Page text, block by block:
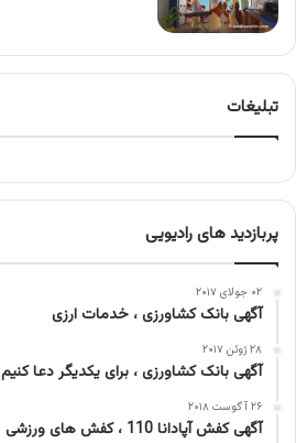
تبلیغات
پربازدید های رادیویی
۰۲ جولای ۲۰۱۷
آگهی بانک کشاورزی ، خدمات ارزی
۲۸ ژوئن ۲۰۱۷
آگهی بانک کشاورزی ، برای یکدیگر دعا کنیم
۲۶ آگوست ۲۰۱۸
آگهی کفش آپادانا 110 ، کفش های ورزشی